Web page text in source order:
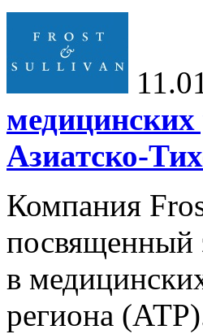
Азиатско-
Компания
посвященный
в
региона